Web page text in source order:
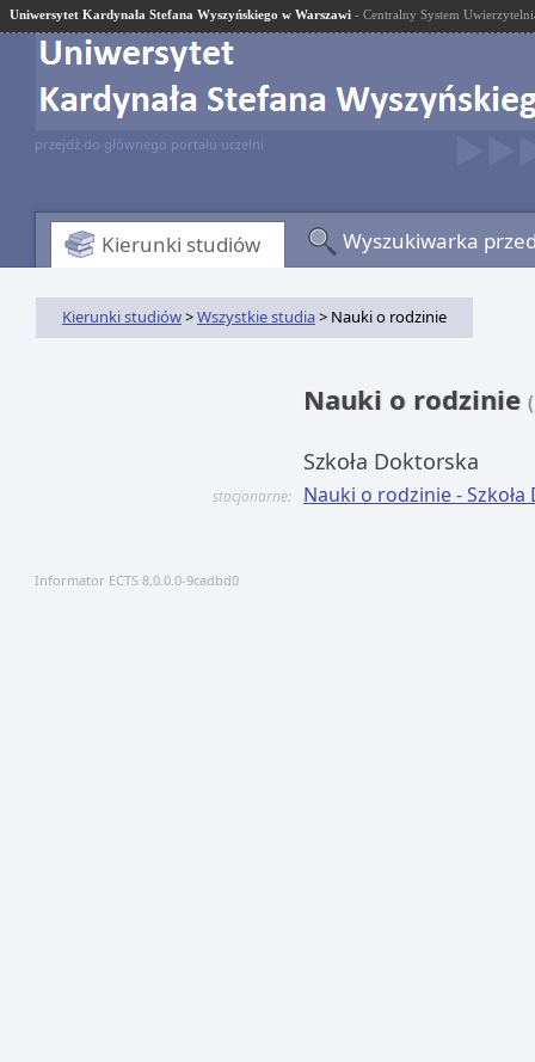
Uniwersytet Kardynała Stefana Wyszyńskiego w Warszawi - Centralny System
przejdź do głównego portalu uczelni
Kierunki studiów Wyszukiwarka
Kierunki studiów>Wszystkie studia> Nauki o rodzinie
Nauki o rodzinie
Szkoła Doktorska
stacjonarne: Nauki o rodzinie -
Informator ECTS 8.0.0.0-9cadbd0